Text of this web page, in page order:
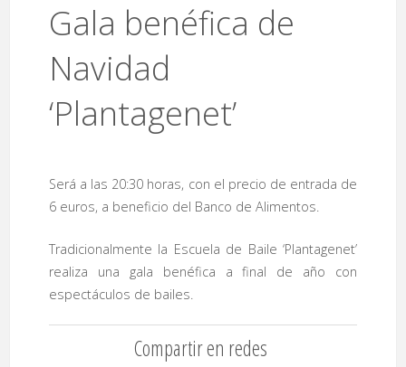
Gala benéfica de
Navidad
‘Plantagenet’
Será a las 20:30 horas, con el precio de entrada de
6 euros, a beneficio del Banco de Alimentos.
Tradicionalmente la Escuela de Baile ‘Plantagenet’
realiza una gala benéfica a final de año con
espectáculos de bailes.
Compartir en redes